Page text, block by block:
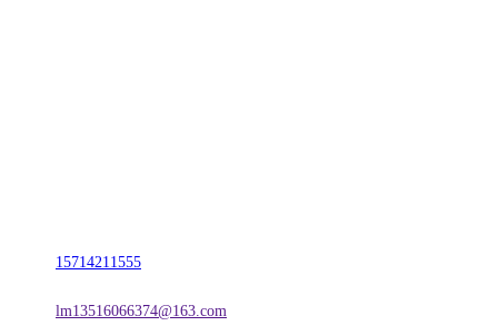
15714211555
lm13516066374@163.com